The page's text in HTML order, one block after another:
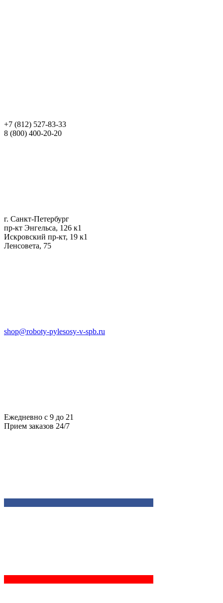
+7 (812) 527-83-33
8 (800) 400-20-20
г. Санкт-Петербург
пр-кт Энгельса, 126 к1
Искровский пр-кт, 19 к1
Ленсовета, 75
shop@roboty-pylesosy-v-spb.ru
Ежедневно с 9 до 21
Прием заказов 24/7